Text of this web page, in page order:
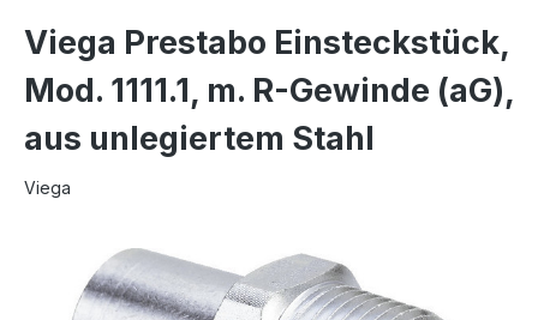
Viega Prestabo Einsteckstück,
Mod. 1111.1, m. R-Gewinde (aG),
aus unlegiertem Stahl
Viega
Bildergalerie überspringen